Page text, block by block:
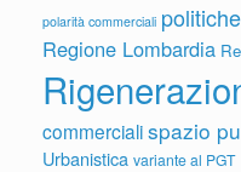
polarità commerciali
Regione Lombardia
commercialispazio
Urbanistica variante al PGT